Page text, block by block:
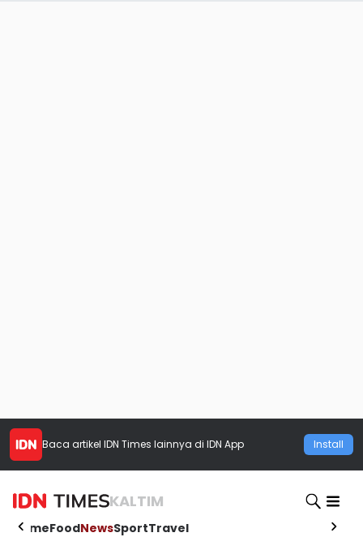
Baca artikel IDN Times lainnya di IDN App Install
KALTIM
HomeFoodNewsSportTravel